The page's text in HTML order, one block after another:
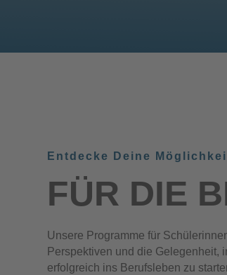
Entdecke Deine
FÜR DIE
Unsere Programme für
Perspektiven und die Gelegenheit,
erfolgreich ins Berufsleben zu